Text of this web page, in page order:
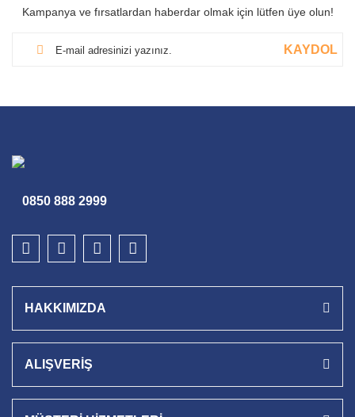
Kampanya ve fırsatlardan haberdar olmak için lütfen üye olun!
KAYDOL
0850 888 2999
HAKKIMIZDA
ALIŞVERİŞ